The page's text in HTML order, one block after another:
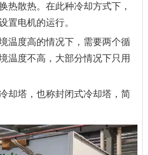
热散热。在此种冷却方式下，
置电机的运行。
温度高的情况下，需要两个循
温度不高，大部分情况下只用
却塔，也称封闭式冷却塔，简